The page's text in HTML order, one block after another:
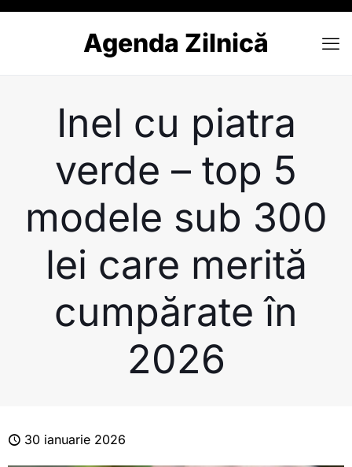
Agenda Zilnică
Inel cu piatra
verde – top 5
modele sub 300
lei care merită
cumpărate în
2026
30 ianuarie 2026